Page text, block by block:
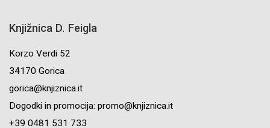
Knjižnica D. Feigla
Korzo Verdi 52
34170 Gorica
gorica@knjiznica.it
Dogodki in promocija: promo@knjiznica.it
+39 0481 531 733